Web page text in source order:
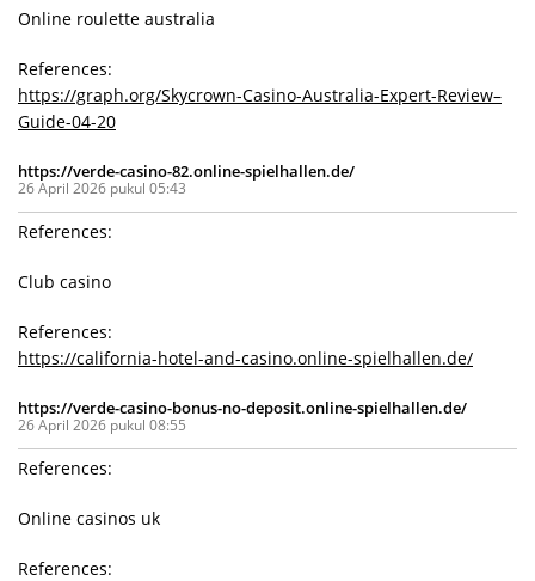
Online roulette australia
References:
https://graph.org/Skycrown-Casino-Australia-Expert-Review–
Guide-04-20
https://verde-casino-82.online-spielhallen.de/
26 April 2026 pukul 05:43
References:
Club casino
References:
https://california-hotel-and-casino.online-spielhallen.de/
https://verde-casino-bonus-no-deposit.online-spielhallen.de/
26 April 2026 pukul 08:55
References:
Online casinos uk
References: